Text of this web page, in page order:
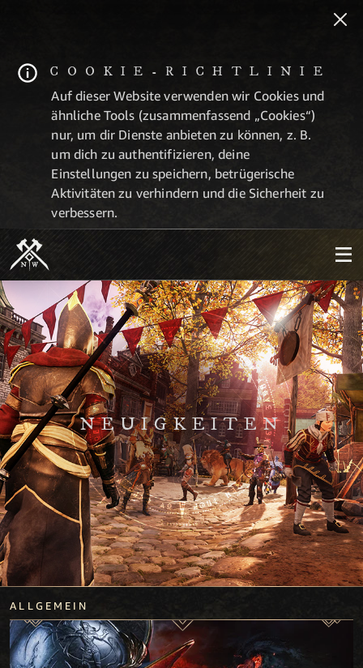
COOKIE-RICHTLINIE
Auf dieser Website verwenden wir Cookies und
ähnliche Tools (zusammenfassend „Cookies“)
nur, um dir Dienste anbieten zu können, z. B.
um dich zu authentifizieren, deine
Einstellungen zu speichern, betrügerische
Aktivitäten zu verhindern und die Sicherheit zu
verbessern.
NEUIGKEITEN
ALLGEMEIN